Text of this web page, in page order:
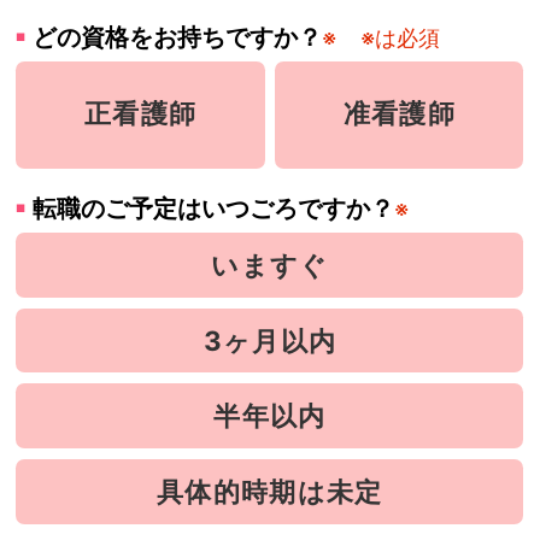
どの資格をお持ちですか？ ※ ※は必須
正看護師 准看護師
転職のご予定はいつごろですか？ ※
いますぐ
3ヶ月以内
半年以内
具体的時期は未定